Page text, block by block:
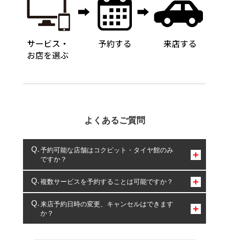
よくあるご質問
予約可能な店舗はコクピット・タイヤ館のみ
ですか？
コクピット・タイヤ館のみとなります。
複数サービスを予約することは可能ですか？
複数サービスのご予約は可能です。
一部の商品・サービスの組み合わせに限り、同時にご予約が
出来ないものもございます。
来店予約日時の変更、キャンセルはできます
か？